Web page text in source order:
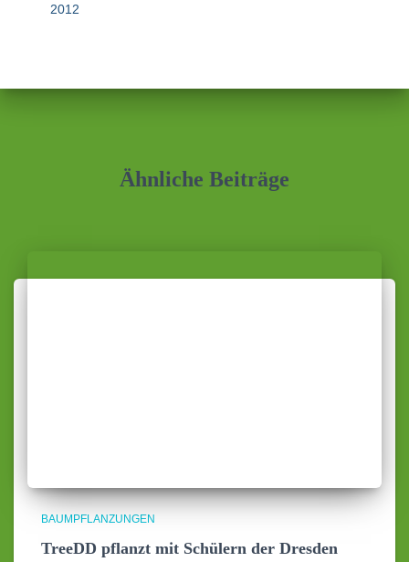
2012
Ähnliche Beiträge
BAUMPFLANZUNGEN
TreeDD pflanzt mit Schülern der Dresden